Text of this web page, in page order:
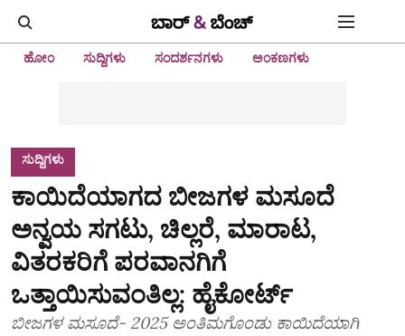
ಹೋಂ ಸುದ್ದಿಗಳು ಸಂದರ್ಶನಗಳು ಅಂಕಣಗಳು
ಸುದ್ದಿಗಳು
ಕಾಯಿದೆಯಾಗದ ಬೀಜಗಳ ಮಸೂದೆ
ಅನ್ವಯ ಸಗಟು, ಚಿಲ್ಲರೆ, ಮಾರಾಟ,
ವಿತರಕರಿಗೆ ಪರವಾನಗಿಗೆ
ಒತ್ತಾಯಿಸುವಂತಿಲ್ಲ: ಹೈಕೋರ್ಟ್‌
ಬೀಜಗಳ ಮಸೂದೆ- 2025 ಅಂತಿಮಗೊಂಡು ಕಾಯಿದೆಯಾಗಿ